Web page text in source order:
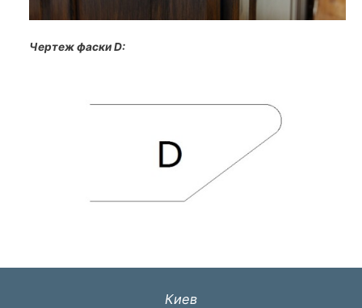
Чертеж фаски D:
Киев